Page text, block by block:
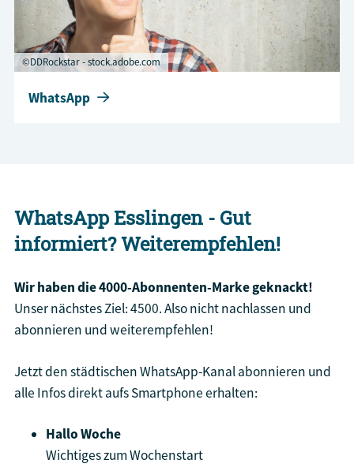
©DDRockstar - stock.adobe.com
WhatsApp
WhatsApp Esslingen - Gut
informiert? Weiterempfehlen!
Wir haben die 4000-Abonnenten-Marke geknackt!
Unser nächstes Ziel: 4500. Also nicht nachlassen und
abonnieren und weiterempfehlen!
Jetzt den städtischen WhatsApp-Kanal abonnieren und
alle Infos direkt aufs Smartphone erhalten:
Hallo Woche
Wichtiges zum Wochenstart